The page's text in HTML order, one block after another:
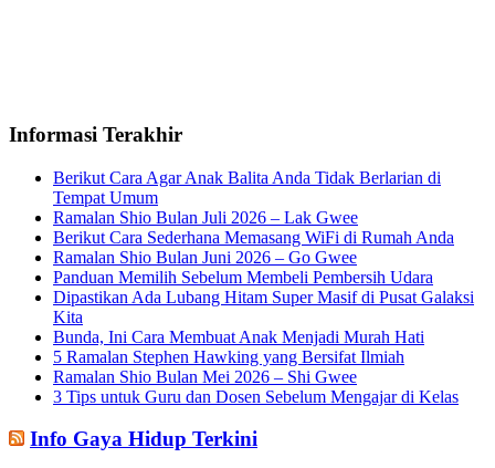
Informasi Terakhir
Berikut Cara Agar Anak Balita Anda Tidak Berlarian di
Tempat Umum
Ramalan Shio Bulan Juli 2026 – Lak Gwee
Berikut Cara Sederhana Memasang WiFi di Rumah Anda
Ramalan Shio Bulan Juni 2026 – Go Gwee
Panduan Memilih Sebelum Membeli Pembersih Udara
Dipastikan Ada Lubang Hitam Super Masif di Pusat Galaksi
Kita
Bunda, Ini Cara Membuat Anak Menjadi Murah Hati
5 Ramalan Stephen Hawking yang Bersifat Ilmiah
Ramalan Shio Bulan Mei 2026 – Shi Gwee
3 Tips untuk Guru dan Dosen Sebelum Mengajar di Kelas
Info Gaya Hidup Terkini